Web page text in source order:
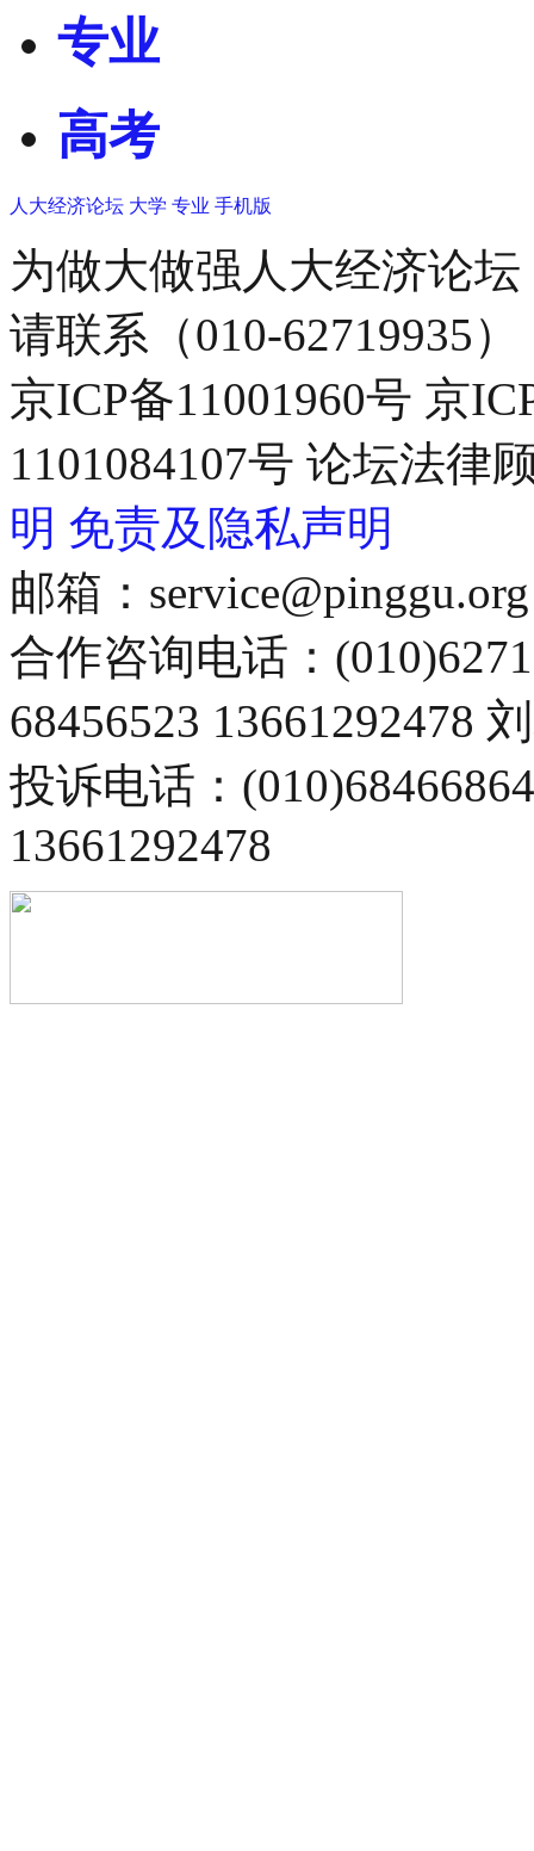
专业
高考
人大经济论坛 大学 专业 手机版
为做大做强人大经济论
请联系（010-62719935）
京ICP备11001960号 京
1101084107号 论坛法律
明 免责及隐私声明
邮箱：service@pinggu.org
合作咨询电话：
68456523 13661292478
投诉电话：
13661292478